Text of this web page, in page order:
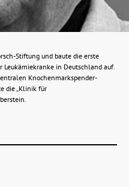
Stiftung und baute die erste
in Deutschland auf.
Knochenmarkspender-
die „Klinik für